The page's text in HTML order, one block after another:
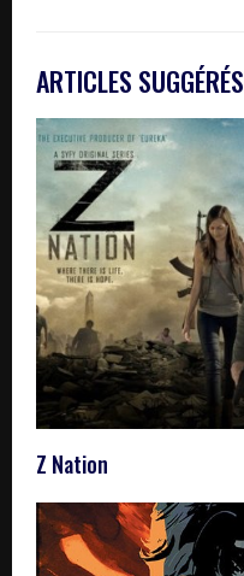
ARTICLES SUGGÉRÉS
Z Nation